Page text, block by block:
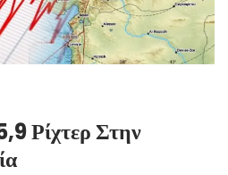
Ρίχτερ Στην